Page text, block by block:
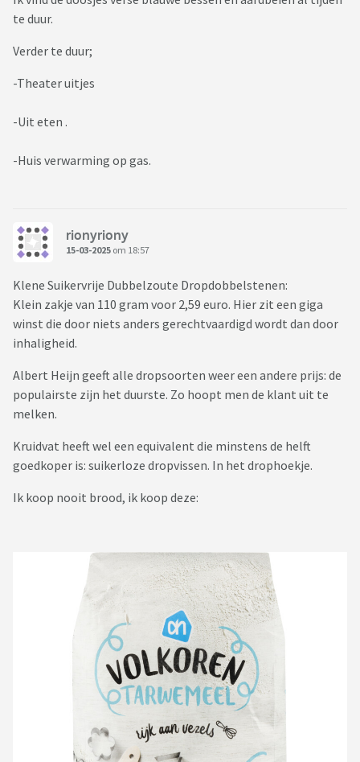
te duur.
Verder te duur;
-Theater uitjes
-Uit eten .
-Huis verwarming op gas.
rionyriony
15-03-2025 om 18:57
Klene Suikervrije Dubbelzoute Dropdobbelstenen:
Klein zakje van 110 gram voor 2,59 euro. Hier zit een giga
winst die door niets anders gerechtvaardigd wordt dan door
inhaligheid.
Albert Heijn geeft alle dropsoorten weer een andere prijs: de
populairste zijn het duurste. Zo hoopt men de klant uit te
melken.
Kruidvat heeft wel een equivalent die minstens de helft
goedkoper is: suikerloze dropvissen. In het drophoekje.
Ik koop nooit brood, ik koop deze: